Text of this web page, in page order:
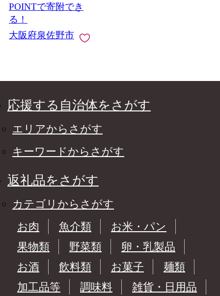
POINTで寄附でき
る！
大阪府泉佐野市
応援する自治体をさがす
エリアからさがす
キーワードからさがす
返礼品をさがす
カテゴリからさがす
お肉
魚介類
お米・パン
果物類
野菜類
卵・乳製品
お酒
飲料類 お菓子
麺類
加工品等
調味料 雑貨・日用品